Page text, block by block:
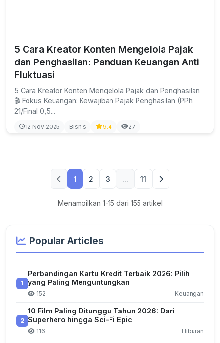
5 Cara Kreator Konten Mengelola Pajak
dan Penghasilan: Panduan Keuangan Anti
Fluktuasi
5 Cara Kreator Konten Mengelola Pajak dan Penghasilan
🎬 Fokus Keuangan: Kewajiban Pajak Penghasilan (PPh
21/Final 0,5...
12 Nov 2025 Bisnis 9.4 27
1 2 3 ... 11
Menampilkan 1-15 dari 155 artikel
Popular Articles
1
Perbandingan Kartu Kredit Terbaik 2026: Pilih
yang Paling Menguntungkan
152 Keuangan
2
10 Film Paling Ditunggu Tahun 2026: Dari
Superhero hingga Sci-Fi Epic
116 Hiburan